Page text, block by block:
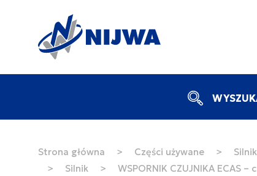
Strona główna > Części używane >
>
Silnik > WSPORNIK CZUJNIKA ECAS –